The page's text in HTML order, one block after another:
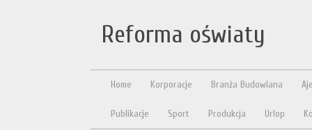
Reforma oświaty
Home Korporacje Branża Budowlana
Publikacje Sport Produkcja Urlop